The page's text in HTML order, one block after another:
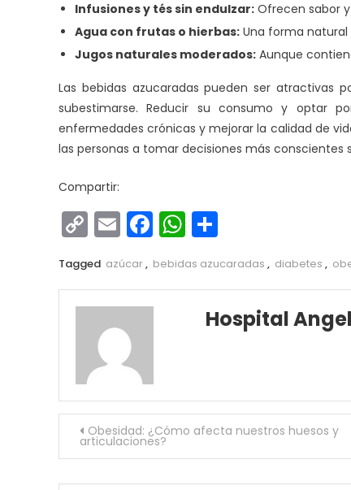
Infusiones y tés sin endulzar: Ofrecen sabor
Agua con frutas o hierbas: Una forma natural
Jugos naturales moderados: Aunque
Las bebidas azucaradas pueden ser atractivas
subestimarse. Reducir su consumo y optar
enfermedades crónicas y mejorar la calidad de
las personas a tomar decisiones más conscientes
Compartir:
Copy
Link
EmailFacebook
WhatsApp
Tagged azúcar, bebidas azucaradas , diabetes ,
Hospital
Navegación
Obesidad: ¿Cómo afecta nuestros huesos y
articulaciones?